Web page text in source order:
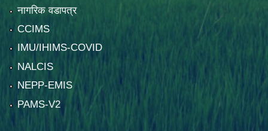
नागरिक वडापत्र
CCIMS
IMU/IHIMS-COVID
NALCIS
NEPP-EMIS
PAMS-V2